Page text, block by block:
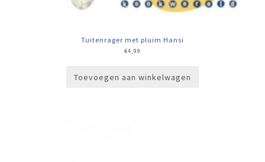
Tuitenrager met pluim Hansi
€4,99
Toevoegen aan winkelwagen